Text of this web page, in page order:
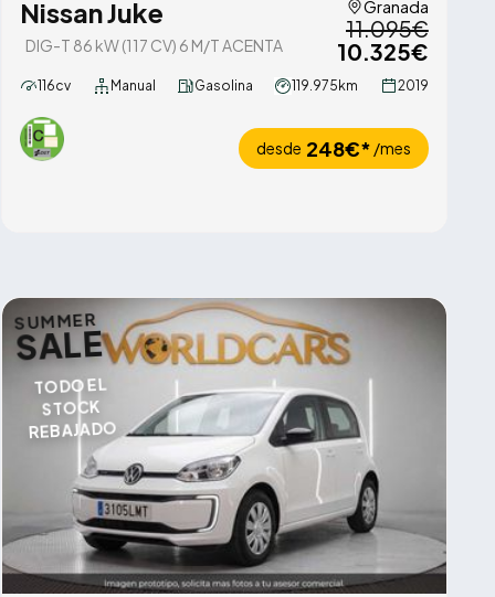
Nissan Juke
DIG-T 86 kW (117 CV) 6 M/T ACENTA
Granada
11.095€
10.325€
116cv Manual Gasolina 119.975km 2019
desde 248€* /mes
SUMMER
SALE
TODO EL
STOCK
REBAJADO